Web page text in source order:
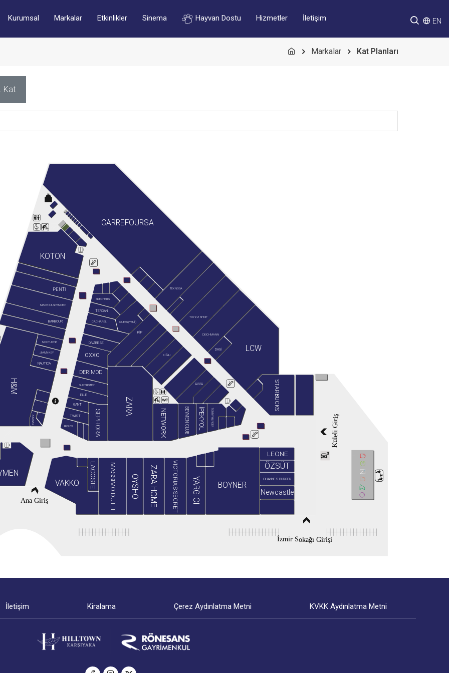
Kurumsal Markalar Etkinlikler Sinema Hayvan Dostu Hizmetler İletişim EN
Markalar Kat Planları
Kat
Ana Giriş
İzmir Sokağı Girişi
Kuleli Giriş
ATASAY
AVVA
BARBOUR
BEYMEN CLUB
BOYNER
CACHAREL
CARREFOURSA
DAGİ
DEICHMANN
DERİMOD
DIVARESE
ELLE
GANT
H&M
İPEKYOL
JIMMY KEY
KİĞILI
KİP
KOTON
LACOSTE
LCW
LEONE
MARKS & SPENCER
MASSIMO DUTTI
NAUTICA
NETWORK
NOCTURNE
OHANNES BURGER
OXXO
OYSHO
ÖZSÜT
PENTİ
ROLEX SEPHORA
SKECHERS
STARBUCKS
SUPERSTEP
TEKNOSA
TERGAN
TOMMY HILFIGER
TOYZZ SHOP
TWIST
VAKKO VICTORIA'S SECRET YARGICI
ZARA
ZARA HOME Newcastle
GUESS (YENİ)
İletişim Kiralama Çerez Aydınlatma Metni KVKK Aydınlatma Metni